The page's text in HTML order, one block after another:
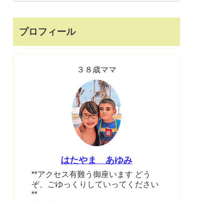
プロフィール
３８歳ママ
はたやま あゆみ
**アクセス有難う御座います どう
ぞ、ごゆっくりしていってください
**